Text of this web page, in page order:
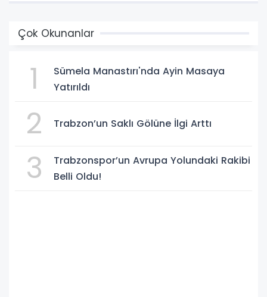
Çok Okunanlar
1
Sümela Manastırı'nda Ayin Masaya
Yatırıldı
2 Trabzon’un Saklı Gölüne İlgi Arttı
3
Trabzonspor’un Avrupa Yolundaki Rakibi
Belli Oldu!